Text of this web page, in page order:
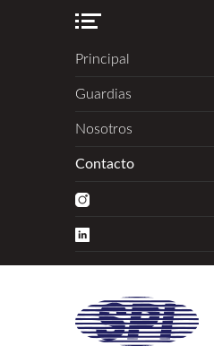
Principal
Guardias
Nosotros
Contacto